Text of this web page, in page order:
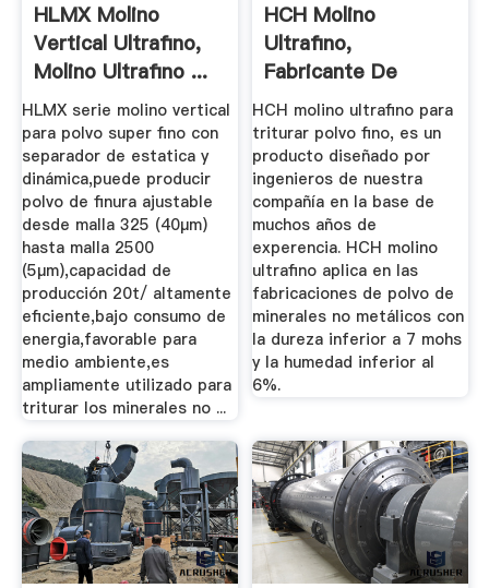
HLMX Molino
Vertical Ultrafino,
Molino Ultrafino ...
HLMX serie molino vertical
para polvo super fino con
separador de estatica y
dinámica,puede producir
polvo de finura ajustable
desde malla 325 (40μm)
hasta malla 2500
(5μm),capacidad de
producción 20t/ altamente
eficiente,bajo consumo de
energia,favorable para
medio ambiente,es
ampliamente utilizado para
triturar los minerales no ...
HCH Molino
Ultrafino,
Fabricante De
Molinos De Polvo
Fino ...
HCH molino ultrafino para
triturar polvo fino, es un
producto diseñado por
ingenieros de nuestra
compañía en la base de
muchos años de
experencia. HCH molino
ultrafino aplica en las
fabricaciones de polvo de
minerales no metálicos con
la dureza inferior a 7 mohs
y la humedad inferior al
6%.